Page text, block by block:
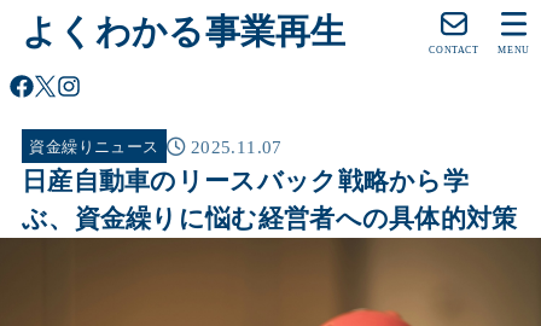
よくわかる事業再生 CONTACT MENU
資金繰りニュース 2025.11.07
日産自動車のリースバック戦略から学
ぶ、資金繰りに悩む経営者への具体的対策